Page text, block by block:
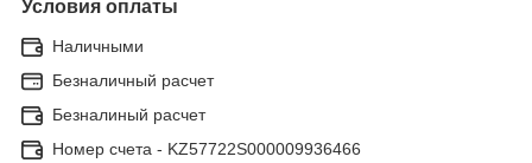
Условия оплаты
Наличными
Безналичный расчет
Безналиный расчет
Номер счета - KZ57722S000009936466